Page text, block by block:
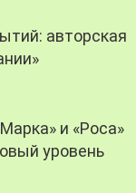
авторская
и «Роса»
уровень